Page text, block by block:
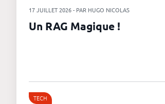
17 JUILLET 2026 - PAR HUGO NICOLAS
Un RAG Magique !
TECH